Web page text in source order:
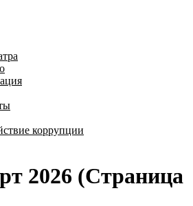
коррупции
2026 (Страница